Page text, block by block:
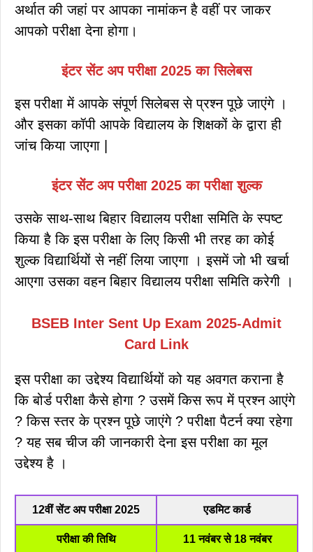
अर्थात की जहां पर आपका नामांकन है वहीं पर जाकर
आपको परीक्षा देना होगा।
इंटर सेंट अप परीक्षा 2025 का सिलेबस
इस परीक्षा में आपके संपूर्ण सिलेबस से प्रश्न पूछे जाएंगे ।
और इसका कॉपी आपके विद्यालय के शिक्षकों के द्वारा ही
जांच किया जाएगा |
इंटर सेंट अप परीक्षा 2025 का परीक्षा शुल्क
उसके साथ-साथ बिहार विद्यालय परीक्षा समिति के स्पष्ट
किया है कि इस परीक्षा के लिए किसी भी तरह का कोई
शुल्क विद्यार्थियों से नहीं लिया जाएगा । इसमें जो भी खर्चा
आएगा उसका वहन बिहार विद्यालय परीक्षा समिति करेगी ।
BSEB Inter Sent Up Exam 2025-Admit
Card Link
इस परीक्षा का उद्देश्य विद्यार्थियों को यह अवगत कराना है
कि बोर्ड परीक्षा कैसे होगा ? उसमें किस रूप में प्रश्न आएंगे
? किस स्तर के प्रश्न पूछे जाएंगे ? परीक्षा पैटर्न क्या रहेगा
? यह सब चीज की जानकारी देना इस परीक्षा का मूल
उद्देश्य है ।
12वीं सेंट अप परीक्षा 2025 एडमिट कार्ड
परीक्षा की तिथि 11 नवंबर से 18 नवंबर